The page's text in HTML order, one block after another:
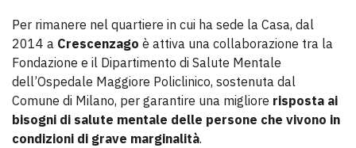
Per rimanere nel quartiere in cui ha sede la Casa, dal
2014 a Crescenzago è attiva una collaborazione tra la
Fondazione e il Dipartimento di Salute Mentale
dell’Ospedale Maggiore Policlinico, sostenuta dal
Comune di Milano, per garantire una migliore risposta ai
bisogni di salute mentale delle persone che vivono in
condizioni di grave marginalità.